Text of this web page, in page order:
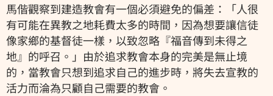
馬偕觀察到建造教會有一個必須避免的偏差：「人很
有可能在異教之地耗費太多的時間，因為想要讓信徒
像家鄉的基督徒一樣，以致忽略『福音傳到未得之
地』的呼召。」由於追求教會本身的完美是無止境
的，當教會只想到追求自己的進步時，將失去宣教的
活力而淪為只顧自己需要的教會。